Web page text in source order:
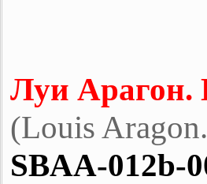
Луи Арагон.
(Louis
SBAA-012b-